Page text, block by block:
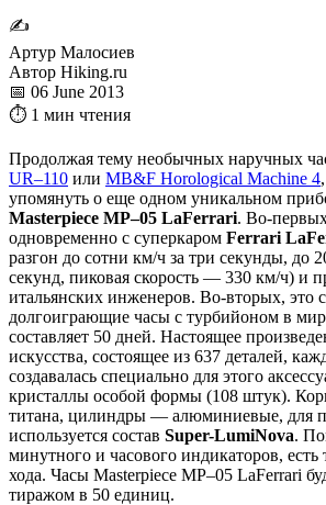
✍
Артур Малосиев
Автор Hiking.ru
📅 06 June 2013
⏱ 1 мин чтения
Продолжая тему необычных наручных
UR–110 или MB&F Horological Machine 4
упомянуть о еще одном уникальном
Masterpiece MP–05 LaFerrari. Во-
одновременно с суперкаром Ferrari
разгон до сотни км/ч за три секунды, до
секунд, пиковая скорость — 330 км/ч) и
итальянских инженеров. Во-вторых, это
долгоиграющие часы с турбийоном в
составляет 50 дней. Настоящее
искусства, состоящее из 637 деталей,
создавалась специально для этого
кристаллы особой формы (108 штук).
титана, цилиндры — алюминиевые, для
используется состав Super-LumiNova.
минутного и часового индикаторов, есть
хода. Часы Masterpiece MP–05 LaFerrari
тиражом в 50 единиц.